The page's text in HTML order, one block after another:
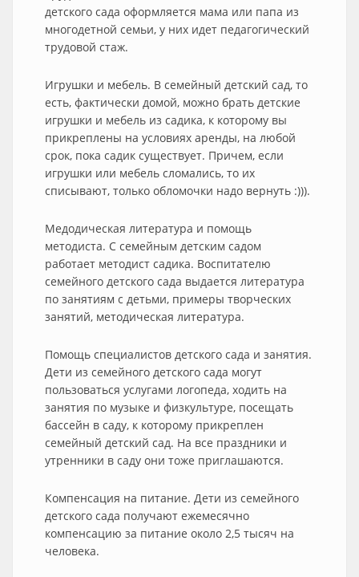
детского сада оформляется мама или папа из
многодетной семьи, у них идет педагогический
трудовой стаж.
Игрушки и мебель. В семейный детский сад, то
есть, фактически домой, можно брать детские
игрушки и мебель из садика, к которому вы
прикреплены на условиях аренды, на любой
срок, пока садик существует. Причем, если
игрушки или мебель сломались, то их
списывают, только обломочки надо вернуть :))).
Медодическая литература и помощь
методиста. С семейным детским садом
работает методист садика. Воспитателю
семейного детского сада выдается литература
по занятиям с детьми, примеры творческих
занятий, методическая литература.
Помощь специалистов детского сада и занятия.
Дети из семейного детского сада могут
пользоваться услугами логопеда, ходить на
занятия по музыке и физкультуре, посещать
бассейн в саду, к которому прикреплен
семейный детский сад. На все праздники и
утренники в саду они тоже приглашаются.
Компенсация на питание. Дети из семейного
детского сада получают ежемесячно
компенсацию за питание около 2,5 тысяч на
человека.